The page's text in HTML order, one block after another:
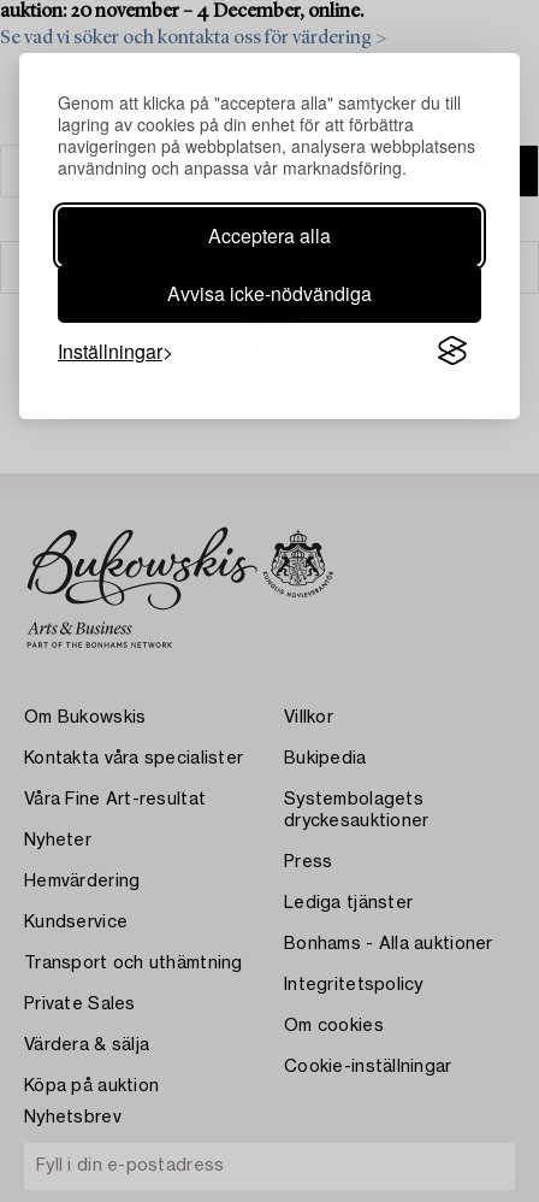
Genom att klicka på "acceptera alla" samtycker du till
lagring av cookies på din enhet för att förbättra
navigeringen på webbplatsen, analysera webbplatsens
användning och anpassa vår marknadsföring.
Acceptera alla
Avvisa icke-nödvändiga
Inställningar
auktion: 20 november – 4 December, online.
Se vad vi söker och kontakta oss för värdering >
Om Bukowskis
Kontakta våra specialister
Våra Fine Art-resultat
Nyheter
Hemvärdering
Kundservice
Transport och uthämtning
Private Sales
Värdera & sälja
Köpa på auktion
Villkor
Bukipedia
Systembolagets
dryckesauktioner
Press
Lediga tjänster
Bonhams - Alla auktioner
Integritetspolicy
Om cookies
Cookie-inställningar
Nyhetsbrev